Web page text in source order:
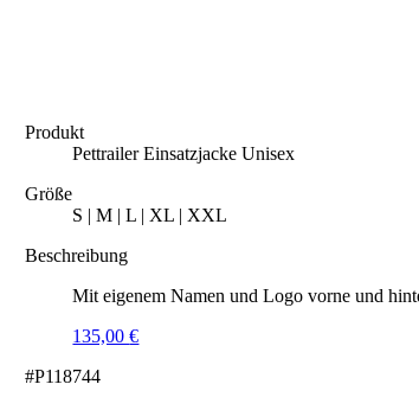
Produkt
Pettrailer Einsatzjacke Unisex
Größe
S | M | L | XL | XXL
Beschreibung
Mit eigenem Namen und Logo vorne und
135,00€
#P118744